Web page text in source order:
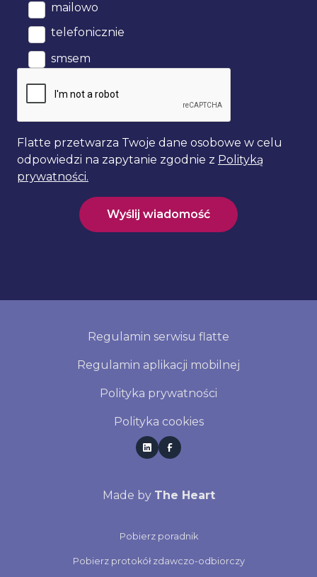
mailowo
telefonicznie
smsem
Flatte przetwarza Twoje dane osobowe w celu
odpowiedzi na zapytanie zgodnie z Polityką
prywatności.
Regulamin serwisu flatte
Regulamin aplikacji mobilnej
Polityka prywatności
Polityka cookies
Made by The Heart
Pobierz poradnik
Pobierz protokół zdawczo-odbiorczy